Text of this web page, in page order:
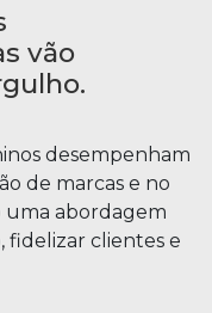
vão
desempenham
de marcas e no
uma abordagem
fidelizar clientes e